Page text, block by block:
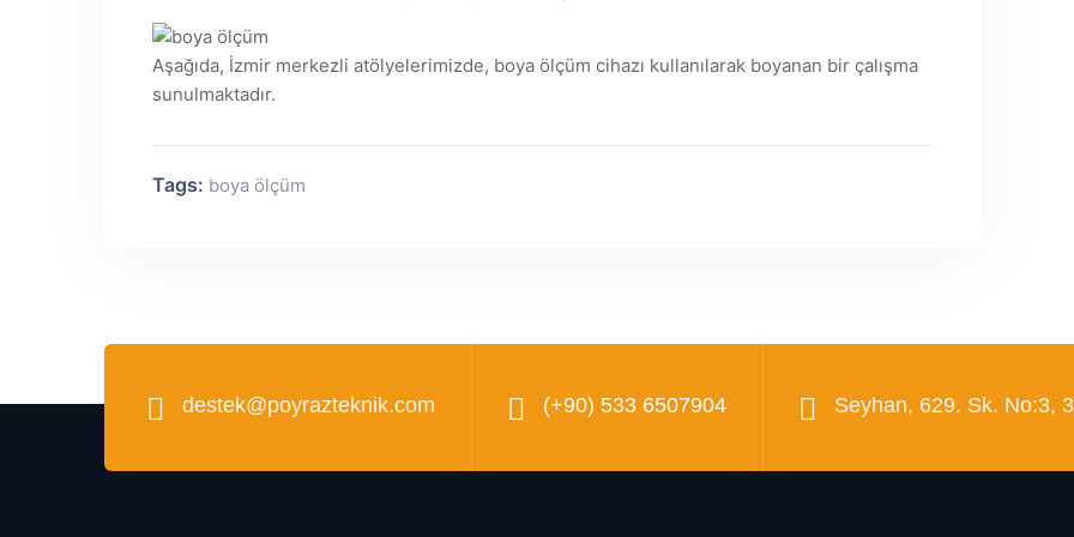
Aşağıda, İzmir merkezli atölyelerimizde, boya ölçüm cihazı kullanılarak boyanan bir çalışma
sunulmaktadır.
Tags: boya ölçüm
destek@poyrazteknik.com (+90) 533 6507904 Seyhan, 629. Sk. No:3,